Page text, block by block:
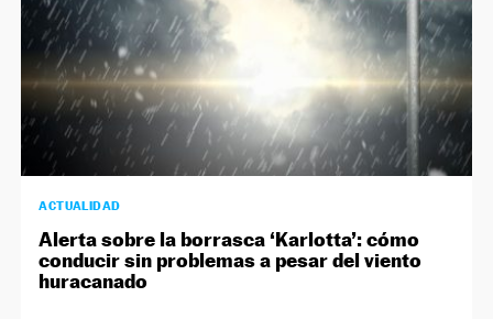
ACTUALIDAD
Alerta sobre la borrasca ‘Karlotta’: cómo
conducir sin problemas a pesar del viento
huracanado